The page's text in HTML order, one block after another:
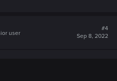
user
#4
Sep 8, 2022